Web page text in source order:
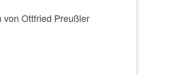
von Ottfried Preußler